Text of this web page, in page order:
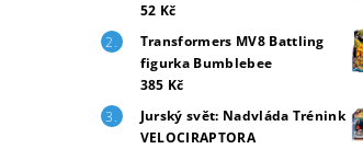
52 Kč
Transformers MV8 Battling
figurka Bumblebee
385 Kč
Jurský svět: Nadvláda Trénink
VELOCIRAPTORA